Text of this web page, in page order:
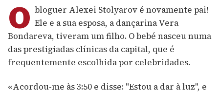
O bloguer Alexei Stolyarov é novamente pai!
Ele e a sua esposa, a dançarina Vera
Bondareva, tiveram um filho. O bebé nasceu numa
das prestigiadas clínicas da capital, que é
frequentemente escolhida por celebridades.
«Acordou-me às 3:50 e disse: "Estou a dar à luz", e